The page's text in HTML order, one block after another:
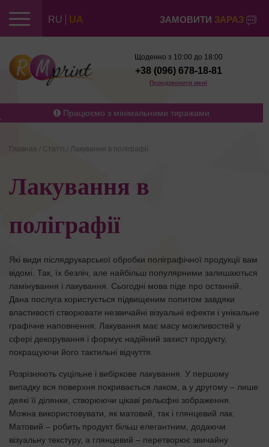
RU UA ЗАМОВИТИ ЗАРАЗ
Щоденно з 10:00 до 18:00
+38 (096) 678-18-81
Передзвонити мені
Працюємо з мінімальними тиражами
Главная / Статті / Лакування в поліграфії
Лакування в
поліграфії
Які види післядрукарської обробки поліграфічної продукції вам
відомі. Так, їх безліч, але найбільш популярними залишаються
ламінування і лакування. Сьогодні мова піде про останній.
Дана послуга користується підвищеним попитом завдяки
властивості створювати незвичайні візуальні ефекти і унікальне
графічне наповнення. Лакування має масу можливостей у
сфері декорування і формує надійний захист продукту,
покращуючи його тактильні відчуття.
Розрізняють суцільне і вибіркове лакування. У першому
випадку вся поверхня покривається лаком, а у другому – лише
деякі її ділянки, створюючи цікаві рельєфні зображення.
Можна використовувати, як матовий, так і глянцевий лак.
Матовий – робить продукт більш елегантним, додаючи
візуальну текстуру, а глянцевий – перетворює звичайну